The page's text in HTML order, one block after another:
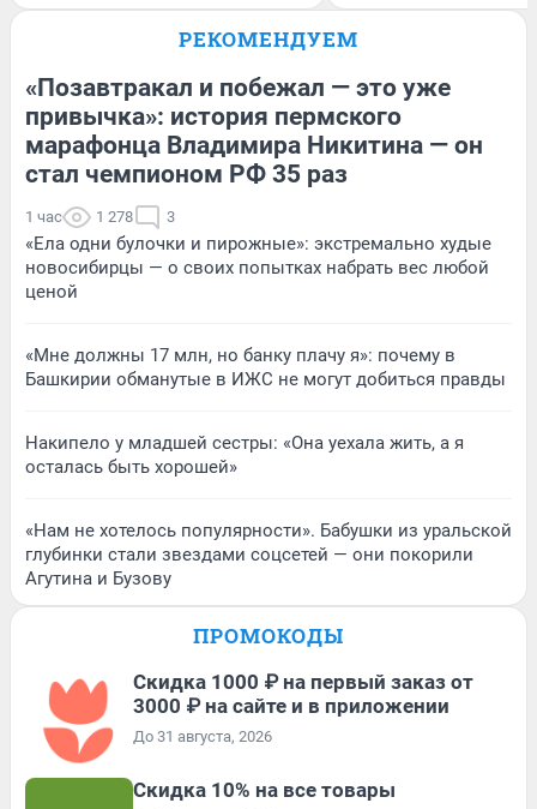
РЕКОМЕНДУЕМ
«Позавтракал и побежал — это уже
привычка»: история пермского
марафонца Владимира Никитина — он
стал чемпионом РФ 35 раз
1 час 1 278 3
«Ела одни булочки и пирожные»: экстремально худые
новосибирцы — о своих попытках набрать вес любой
ценой
«Мне должны 17 млн, но банку плачу я»: почему в
Башкирии обманутые в ИЖС не могут добиться правды
Накипело у младшей сестры: «Она уехала жить, а я
осталась быть хорошей»
«Нам не хотелось популярности». Бабушки из уральской
глубинки стали звездами соцсетей — они покорили
Агутина и Бузову
ПРОМОКОДЫ
Скидка 1000 ₽ на первый заказ от
3000 ₽ на сайте и в приложении
До 31 августа, 2026
Скидка 10% на все товары